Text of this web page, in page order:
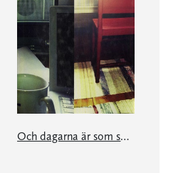
Och dagarna är som små sekler